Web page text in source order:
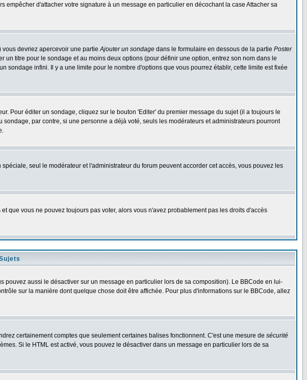
d'attacher votre signature à un message en particulier en décochant la case Attacher sa
vous devriez apercevoir une partieAjouter un sondage dans le formulaire en dessous de la partie Poster
titre pour le sondage et au moins deux options (pour définir une option, entrez son nom dans le
sondage infini. Il y a une limite pour le nombre d'options que vous pourrez établir, cette limite est fixée
Pour éditer un sondage, cliquez sur le bouton 'Editer' du premier message du sujet (il a toujours le
par contre, si une personne a déjà voté, seuls les modérateurs et administrateurs pourront
seul le modérateur et l'administrateur du forum peuvent accorder cet accès, vous pouvez les
que vous ne pouvez toujours pas voter, alors vous n'avez probablement pas les droits d'accès
aussi le désactiver sur un message en particulier lors de sa composition). Le BBCode en lui-
sur la manière dont quelque chose doit être affichée. Pour plus d'informations sur le BBCode, allez
certainement comptes que seulement certaines balises fonctionnent. C'est une mesure de sécurité
Si le HTML est activé, vous pouvez le désactiver dans un message en particulier lors de sa